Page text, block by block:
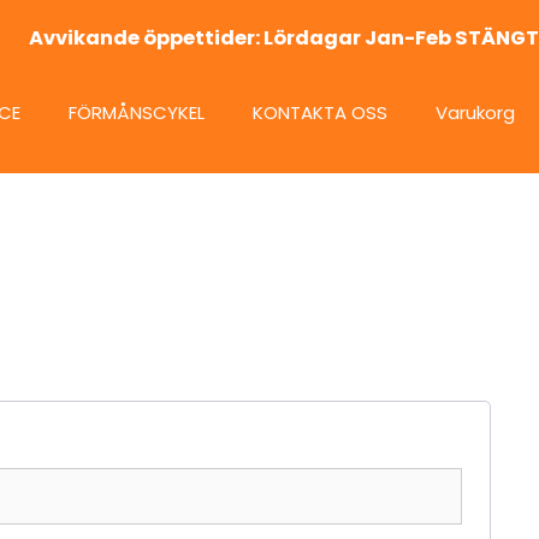
Avvikande öppettider: Lördagar Jan-Feb STÄNGT
FÖRMÅNSCYKEL KONTAKTA OSS Varukorg